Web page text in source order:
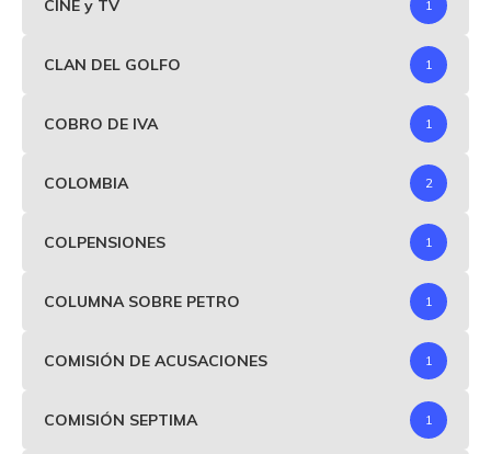
CINE y TV 1
CLAN DEL GOLFO 1
COBRO DE IVA 1
COLOMBIA 2
COLPENSIONES 1
COLUMNA SOBRE PETRO 1
COMISIÓN DE ACUSACIONES 1
COMISIÓN SEPTIMA 1